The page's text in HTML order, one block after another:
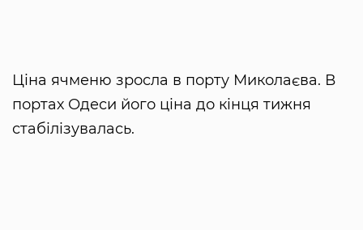
Ціна ячменю зросла в порту Миколаєва. В
портах Одеси його ціна до кінця тижня
стабілізувалась.